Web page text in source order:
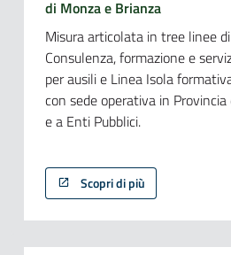
di Monza e Brianza
Misura articolata in tree linee
Consulenza, formazione e
per ausili e Linea Isola
con sede operativa in
e a Enti Pubblici.
Scopri di più